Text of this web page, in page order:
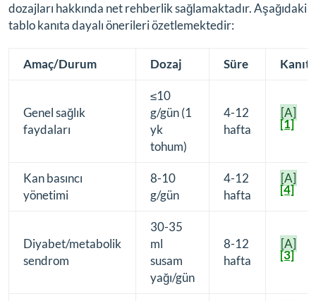
dozajları hakkında net rehberlik sağlamaktadır. Aşağıdaki
tablo kanıta dayalı önerileri özetlemektedir:
Amaç/Durum Dozaj Süre Kanıt
Genel sağlık
faydaları
≤10
g/gün (1
yk
tohum)
4-12
hafta
[A]
[1]
Kan basıncı
yönetimi
8-10
g/gün
4-12
hafta
[A]
[4]
Diyabet/metabolik
sendrom
30-35
ml
susam
yağı/gün
8-12
hafta
[A]
[3]